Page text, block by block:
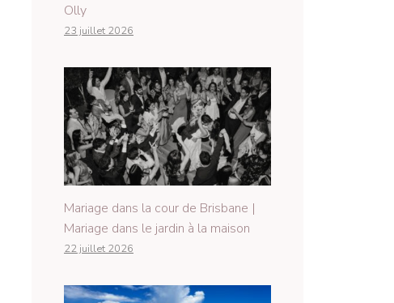
Olly
23 juillet 2026
Mariage dans la cour de Brisbane |
Mariage dans le jardin à la maison
22 juillet 2026